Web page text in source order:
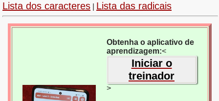
Lista dos caracteres Lista das radicais
Obtenha o aplicativo de
aprendizagem:<
Iniciar o
treinador
>